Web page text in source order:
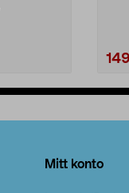
Mitt konto